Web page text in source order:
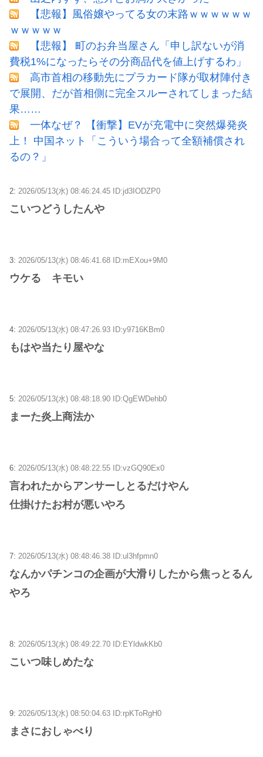
【悲報】風俗嬢やってる女の末路ｗｗｗｗｗｗ
ｗｗｗｗｗ
【悲報】 町のお弁当屋さん「申し訳ないが消
費税1%になったらその分商品代を値上げするわ」
高市首相の移動先にプラカード隊が取材陣付き
で展開、だが首相側に完全スルーされてしまった結
果……
一体なぜ？ 【衝撃】EVが充電中に突然爆発炎
上！ 中国ネット「こういう場合って全額補償され
るの？」
2: 2026/05/13(水) 08:46:24.45 ID:jd3IODZP0
こいつどうしたんや
3: 2026/05/13(水) 08:46:41.68 ID:mEXou+9M0
ウケる キモい
4: 2026/05/13(水) 08:47:26.93 ID:y9716KBm0
もはや当たり屋やな
5: 2026/05/13(水) 08:48:18.90 ID:QgEWDehb0
まーた炎上商法か
6: 2026/05/13(水) 08:48:22.55 ID:vzGQ90Ex0
言われたからアンサーしとるだけやん
仕掛けたお村が悪いやろ
7: 2026/05/13(水) 08:48:46.38 ID:ul3hfpmn0
なんかパチンコの企画が大滑りしたから焦っとるん
やろ
8: 2026/05/13(水) 08:49:22.70 ID:EYldwkKb0
こいつ味しめたな
9: 2026/05/13(水) 08:50:04.63 ID:rpKToRgH0
まさにおしゃべり